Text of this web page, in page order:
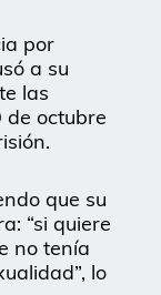
por
a su
las
de octubre
que su
“si quiere
no tenía
lo